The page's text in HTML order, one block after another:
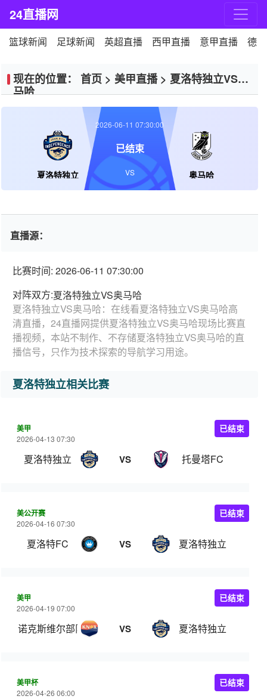
24直播网
篮球新闻 足球新闻 英超直播 西甲直播 意甲直播 德
现在的位置： 首页 > 美甲直播> 夏洛特独立VS奥
马哈
夏洛特独立 奥马哈
2026-06-11 07:30:00
已结束
VS
直播源：
比赛时间: 2026-06-11 07:30:00
对阵双方:夏洛特独立VS奥马哈
夏洛特独立VS奥马哈：在线看夏洛特独立VS奥马哈高
清直播，24直播网提供夏洛特独立VS奥马哈现场比赛直
播视频，本站不制作、不存储夏洛特独立VS奥马哈的直
播信号，只作为技术探索的导航学习用途。
夏洛特独立相关比赛
美甲
2026-04-13 07:30
夏洛特独立 VS 托曼塔FC
已结束
美公开赛
2026-04-16 07:30
夏洛特FC VS 夏洛特独立
已结束
美甲
2026-04-19 07:00
诺克斯维尔部队 VS 夏洛特独立
已结束
美甲杯
2026-04-26 06:00
已结束